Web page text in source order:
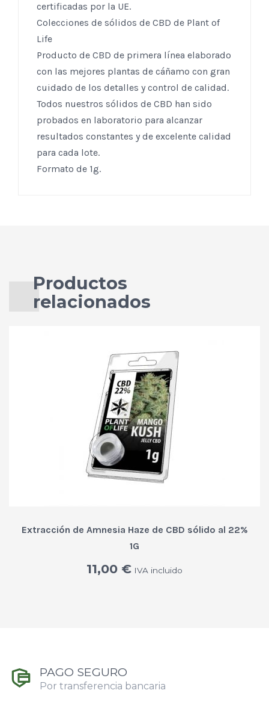
certificadas por la UE.
Colecciones de sólidos de CBD de Plant of
Life
Producto de CBD de primera línea elaborado
con las mejores plantas de cáñamo con gran
cuidado de los detalles y control de calidad.
Todos nuestros sólidos de CBD han sido
probados en laboratorio para alcanzar
resultados constantes y de excelente calidad
para cada lote.
Formato de 1g.
Productos
relacionados
Extracción de Amnesia Haze de CBD sólido al 22%
1G
11,00 € IVA incluido
PAGO SEGURO
Por transferencia bancaria